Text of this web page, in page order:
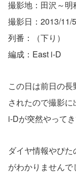
撮影地：田沢～明
撮影日：2013/11/5
列番：（下り）
編成：East i-D
この日は前日の
されたので撮影
i-Dが突然やって
ダイヤ情報やぴ
がわかりませんで